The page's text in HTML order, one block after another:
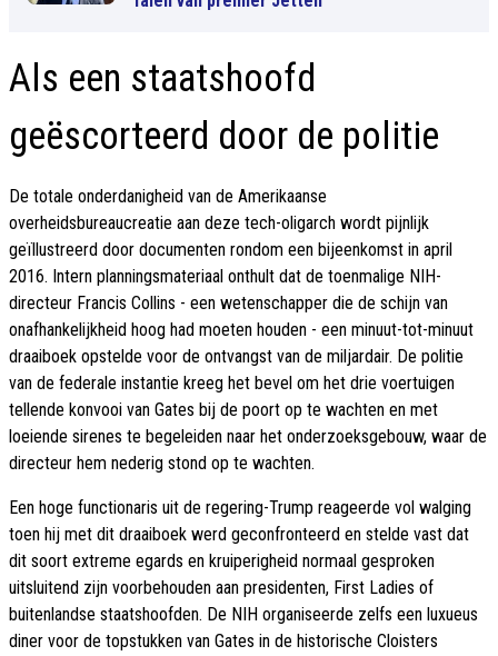
Als een staatshoofd
geëscorteerd door de politie
De totale onderdanigheid van de Amerikaanse
overheidsbureaucreatie aan deze tech-oligarch wordt pijnlijk
geïllustreerd door documenten rondom een bijeenkomst in april
2016. Intern planningsmateriaal onthult dat de toenmalige NIH-
directeur Francis Collins - een wetenschapper die de schijn van
onafhankelijkheid hoog had moeten houden - een minuut-tot-minuut
draaiboek opstelde voor de ontvangst van de miljardair. De politie
van de federale instantie kreeg het bevel om het drie voertuigen
tellende konvooi van Gates bij de poort op te wachten en met
loeiende sirenes te begeleiden naar het onderzoeksgebouw, waar de
directeur hem nederig stond op te wachten.
Een hoge functionaris uit de regering-Trump reageerde vol walging
toen hij met dit draaiboek werd geconfronteerd en stelde vast dat
dit soort extreme egards en kruiperigheid normaal gesproken
uitsluitend zijn voorbehouden aan presidenten, First Ladies of
buitenlandse staatshoofden. De NIH organiseerde zelfs een luxueus
diner voor de topstukken van Gates in de historische Cloisters